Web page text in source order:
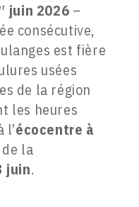
juin 2026 –
consécutive,
est fière
usées
de la région
les heures
l’écocentre à
la
juin.